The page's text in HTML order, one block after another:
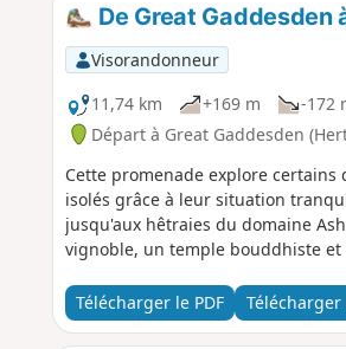
De Great Gaddesden
Visorandonneur
11,74 km
+169 m -172
Départ à Great Gaddesden
Cette promenade explore
isolés grâce à leur situation
jusqu'aux hêtraies du domaine
vignoble, un temple bouddhiste et
Télécharger le PDF Télécharger